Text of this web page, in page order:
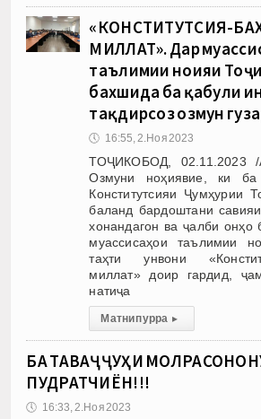
«КОНСТИТУТСИЯ-
МИЛЛАТ». Дар
таълимии ноҳияи
бахшида ба қабули ин
тақдирсоз озмун
🕔 16:55, 2.Ноя 2023
ТОҶИКОБОД, 02.11.2023 /
Озмуни ноҳиявие, ки
Конститутсияи Ҷумҳурии
баланд бардоштани
хонандагон ва ҷалби онҳо
муассисаҳои таълимии
таҳти унвони
миллат» доир гардид,
натиҷа
Матни пурра ▸
БА ТАВАҶҶУҲИ
ПУДРАТЧИЁН!!!
🕔 16:33, 2.Ноя 2023